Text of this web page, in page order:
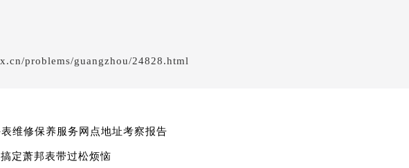
区中街路137号亨得利名表维修授权店1楼萧邦售后服务中心（需提前预约）
区中街路83号亨得利名表维修授权店1楼萧邦售后服务中心（需提前预约）
淖尔市临河区新华街萧邦售后服务中心（需提前预约）
市青山区幸福路甲3号王府井百货名表维修萧邦售后服务中心（需提前预约）
problems/guangzhou/24828.html
维修保养服务网点地址考察报告
定萧邦表带过松烦恼